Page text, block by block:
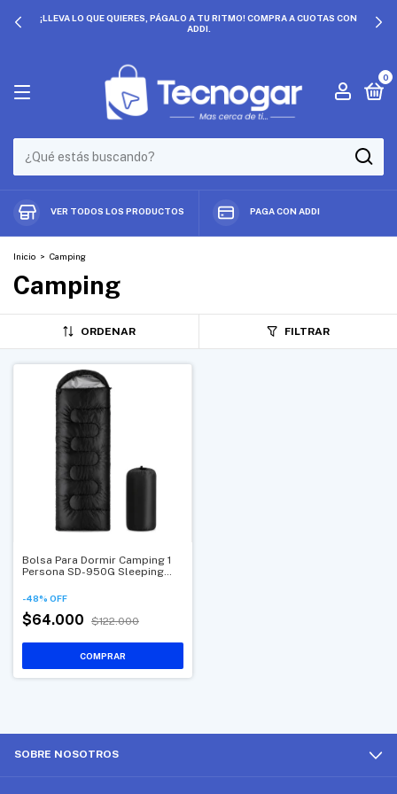
¡LLEVA LO QUE QUIERES, PÁGALO A TU RITMO! COMPRA A CUOTAS CON
ADDI.
0
VER TODOS LOS PRODUCTOS PAGA CON ADDI
Inicio > Camping
Camping
ORDENAR FILTRAR
Bolsa Para Dormir Camping 1
Persona SD-950G Sleeping
Y Exterior
-48% OFF
$64.000 $122.000
SOBRE NOSOTROS